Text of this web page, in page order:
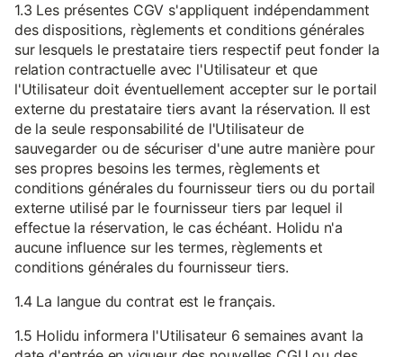
1.3 Les présentes CGV s'appliquent indépendamment
des dispositions, règlements et conditions générales
sur lesquels le prestataire tiers respectif peut fonder la
relation contractuelle avec l'Utilisateur et que
l'Utilisateur doit éventuellement accepter sur le portail
externe du prestataire tiers avant la réservation. Il est
de la seule responsabilité de l'Utilisateur de
sauvegarder ou de sécuriser d'une autre manière pour
ses propres besoins les termes, règlements et
conditions générales du fournisseur tiers ou du portail
externe utilisé par le fournisseur tiers par lequel il
effectue la réservation, le cas échéant. Holidu n'a
aucune influence sur les termes, règlements et
conditions générales du fournisseur tiers.
1.4 La langue du contrat est le français.
1.5 Holidu informera l'Utilisateur 6 semaines avant la